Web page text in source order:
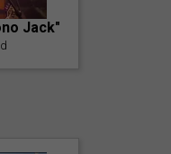
Jack"